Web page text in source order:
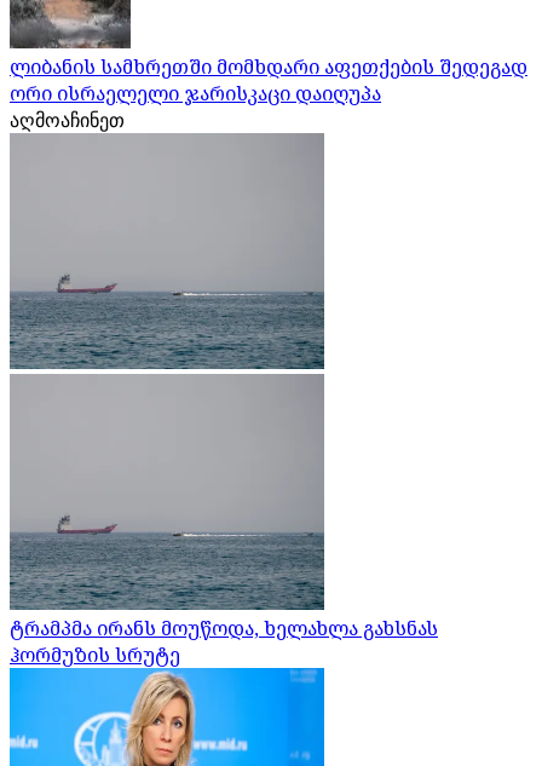
ლიბანის სამხრეთში მომხდარი აფეთქების შედეგად
ორი ისრაელელი ჯარისკაცი დაიღუპა
აღმოაჩინეთ
ტრამპმა ირანს მოუწოდა, ხელახლა გახსნას
ჰორმუზის სრუტე